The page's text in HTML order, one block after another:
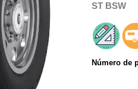
ST BSW
Número de